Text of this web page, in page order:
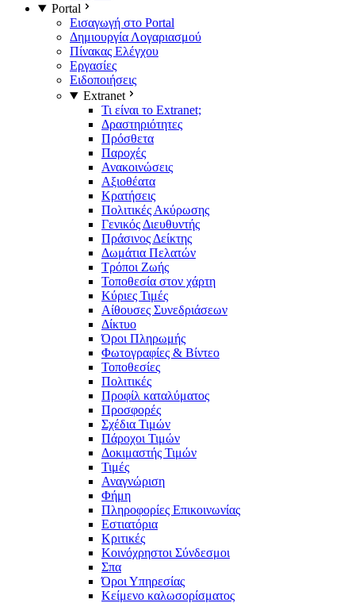
Portal
Εισαγωγή στο Portal
Δημιουργία Λογαριασμού
Πίνακας Ελέγχου
Εργασίες
Ειδοποιήσεις
Extranet
Τι είναι το Extranet;
Δραστηριότητες
Πρόσθετα
Παροχές
Ανακοινώσεις
Αξιοθέατα
Κρατήσεις
Πολιτικές Ακύρωσης
Γενικός Διευθυντής
Πράσινος Δείκτης
Δωμάτια Πελατών
Τρόποι Ζωής
Τοποθεσία στον χάρτη
Κύριες Τιμές
Αίθουσες Συνεδριάσεων
Δίκτυο
Όροι Πληρωμής
Φωτογραφίες & Βίντεο
Τοποθεσίες
Πολιτικές
Προφίλ καταλύματος
Προσφορές
Σχέδια Τιμών
Πάροχοι Τιμών
Δοκιμαστής Τιμών
Τιμές
Αναγνώριση
Φήμη
Πληροφορίες Επικοινωνίας
Εστιατόρια
Κριτικές
Κοινόχρηστοι Σύνδεσμοι
Σπα
Όροι Υπηρεσίας
Κείμενο καλωσορίσματος